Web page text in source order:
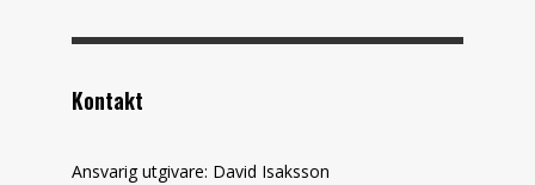
Kontakt
Ansvarig utgivare: David Isaksson